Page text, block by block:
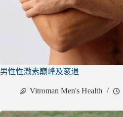
男性性激素巅峰及衮退
Vitroman Men's Health